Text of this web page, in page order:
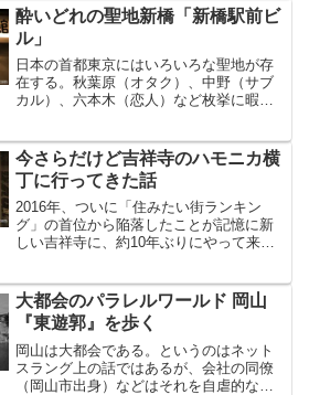
る備中高梁の町並みをぶらぶらと歩いて
みよう。そう言えば吹屋に...
酔いどれの聖地新橋「新橋駅前ビ
ル」
日本の首都東京にはいろいろな聖地が存
在する。秋葉原（オタク）、中野（サブ
カル）、六本木（恋人）など枚挙に暇が
の聖地新橋である。サラリーマンの街と
言われる所以は、そこで働...
今さらだけど吉祥寺のハモニカ横
丁に行ってきた話
2016年、ついに「住みたい街ランキン
グ」の首位から陥落したことが記憶に新
しい吉祥寺に、約10年ぶりにやって来
ジやブランド力だけに惹かれてこの地を
選ぶ若者は後を絶たない...
大都会のパラレルワールド 岡山
『東遊郭』を歩く
岡山は大都会である。というのはネット
スラング上の話ではあるが、会社の同僚
（岡山市出身）などはそれを自虐的なネ